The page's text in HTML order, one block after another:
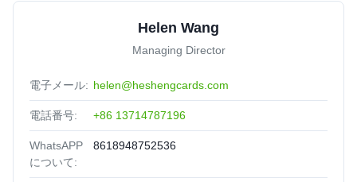
Helen Wang
Managing Director
電子メール: helen@heshengcards.com
電話番号: +86 13714787196
WhatsAPP
について:
8618948752536